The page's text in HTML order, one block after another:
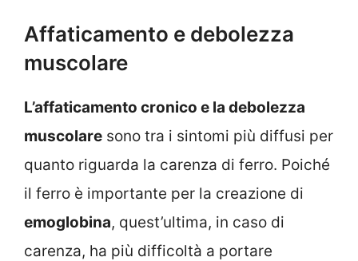
Affaticamento e debolezza
muscolare
L’affaticamento cronico e la debolezza
muscolare sono tra i sintomi più diffusi per
quanto riguarda la carenza di ferro. Poiché
il ferro è importante per la creazione di
emoglobina, quest’ultima, in caso di
carenza, ha più difficoltà a portare